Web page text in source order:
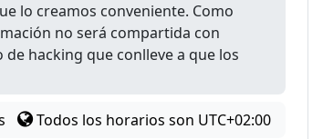
lo creamos conveniente. Como
no será compartida con
hacking que conlleve a que los
Todos los horarios son UTC+02:00